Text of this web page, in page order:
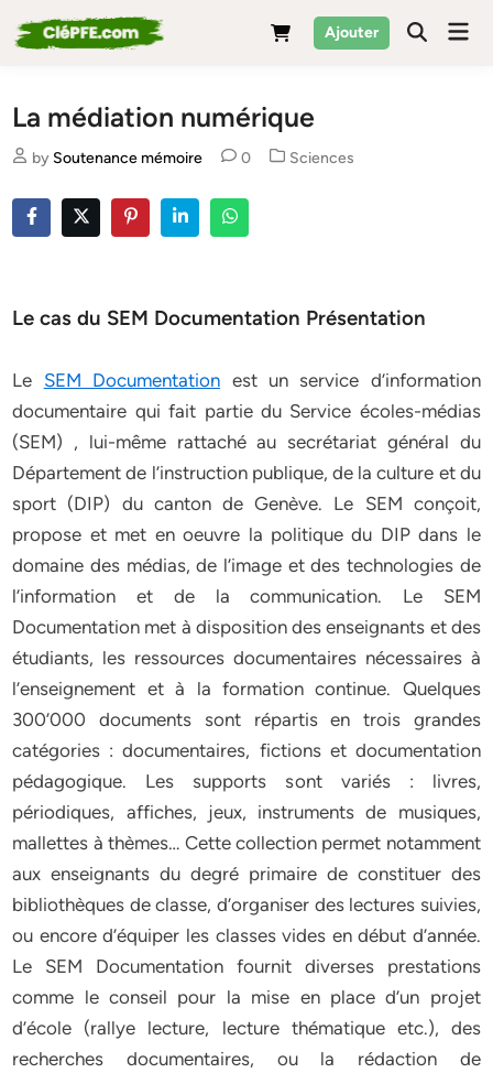
to
Ajouter
La médiation numérique
by Soutenance mémoire 0
Posted
Sciences
Le cas du SEM Documentation Présentation
Le SEM Documentation est un service d’information
documentaire qui fait partie du Service écoles-médias
(SEM) , lui-même rattaché au secrétariat général du
Département de l’instruction publique, de la culture et du
sport (DIP) du canton de Genève. Le SEM conçoit,
propose et met en oeuvre la politique du DIP dans le
domaine des médias, de l’image et des technologies de
l’information et de la communication. Le SEM
Documentation met à disposition des enseignants et des
étudiants, les ressources documentaires nécessaires à
l’enseignement et à la formation continue. Quelques
300’000 documents sont répartis en trois grandes
catégories : documentaires, fictions et documentation
pédagogique. Les supports sont variés : livres,
périodiques, affiches, jeux, instruments de musiques,
mallettes à thèmes… Cette collection permet notamment
aux enseignants du degré primaire de constituer des
bibliothèques de classe, d’organiser des lectures suivies,
ou encore d’équiper les classes vides en début d’année.
Le SEM Documentation fournit diverses prestations
comme le conseil pour la mise en place d’un projet
d’école (rallye lecture, lecture thématique etc.), des
recherches documentaires, ou la rédaction de